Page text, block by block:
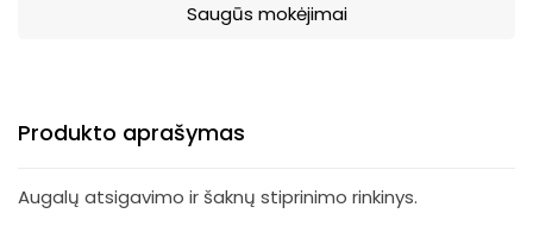
Saugūs mokėjimai
Produkto aprašymas
Augalų atsigavimo ir šaknų stiprinimo rinkinys.